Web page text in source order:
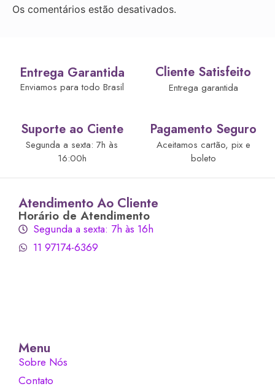
Os comentários estão desativados.
Entrega Garantida
Enviamos para todo Brasil
Cliente Satisfeito
Entrega garantida
Suporte ao Ciente
Segunda a sexta: 7h às
16:00h
Pagamento Seguro
Aceitamos cartão, pix e
boleto
Atendimento Ao Cliente
Horário de Atendimento
Segunda a sexta: 7h às 16h
11 97174-6369
Menu
Sobre Nós
Contato